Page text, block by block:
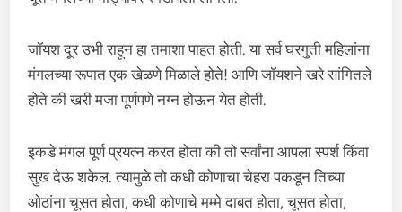
जॉयश दूर उभी राहून हा तमाशा पाहत होती. या सर्व घरगुती महिलांना
मंगलच्या रूपात एक खेळणे मिळाले होते! आणि जॉयशने खरे सांगितले
होते की खरी मजा पूर्णपणे नग्न होऊन येत होती.
इकडे मंगल पूर्ण प्रयत्न करत होता की तो सर्वांना आपला स्पर्श किंवा
सुख देऊ शकेल. त्यामुळे तो कधी कोणाचा चेहरा पकडून तिच्या
ओठांना चूसत होता, कधी कोणाचे मम्मे दाबत होता, चूसत होता,